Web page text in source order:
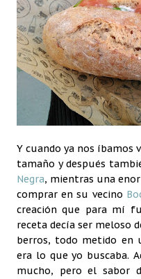
Y cuando ya nos íbamos
tamaño y después
Negra, mientras una
comprar en su vecino
creación que para mí
receta decía ser meloso
berros, todo metido en
era lo que yo buscaba.
mucho, pero el sabor